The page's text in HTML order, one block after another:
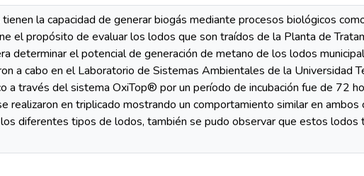
la capacidad de generar biogás mediante procesos biológicos
el propósito de evaluar los lodos que son traídos de la Planta de
determinar el potencial de generación de metano de los lodos
a cabo en el Laboratorio de Sistemas Ambientales de la Universidad
a través del sistema OxiTop® por un período de incubación fue de 72
realizaron en triplicado mostrando un comportamiento similar en
diferentes tipos de lodos, también se pudo observar que estos lodos